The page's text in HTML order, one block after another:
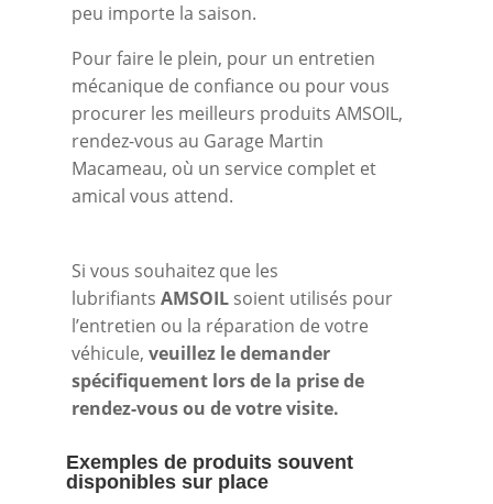
peu importe la saison.
Pour faire le plein, pour un entretien
mécanique de confiance ou pour vous
procurer les meilleurs produits AMSOIL,
rendez-vous au Garage Martin
Macameau, où un service complet et
amical vous attend.
Si vous souhaitez que les
lubrifiants AMSOILsoient utilisés pour
l’entretien ou la réparation de votre
véhicule, veuillez le demander
spécifiquement lors de la prise de
rendez-vous ou de votre visite.
Exemples de produits souvent
disponibles sur place